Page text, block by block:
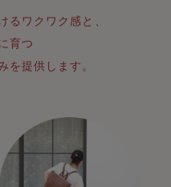
るワクワク感と、
育つ
を提供します。